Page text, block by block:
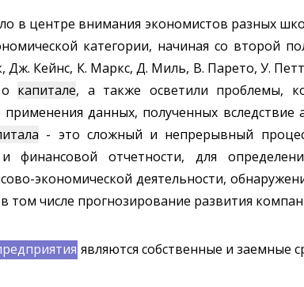
в центре внимания экономистов разных
категории, начиная со второй
Дж. Кейнс, К. Маркс, Д. Миль, В. Парето, У.
капитале, а также осветили проблемы,
данных, полученных вследствие
- это сложный и непрерывный
финансовой отчетности, для
экономической деятельности,
том числе прогнозирование развития
являются собственные и заемные